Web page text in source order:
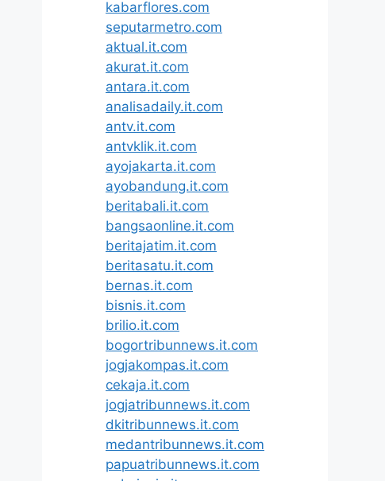
kabarflores.com
seputarmetro.com
aktual.it.com
akurat.it.com
antara.it.com
analisadaily.it.com
antv.it.com
antvklik.it.com
ayojakarta.it.com
ayobandung.it.com
beritabali.it.com
bangsaonline.it.com
beritajatim.it.com
beritasatu.it.com
bernas.it.com
bisnis.it.com
brilio.it.com
bogortribunnews.it.com
jogjakompas.it.com
cekaja.it.com
jogjatribunnews.it.com
dkitribunnews.it.com
medantribunnews.it.com
papuatribunnews.it.com